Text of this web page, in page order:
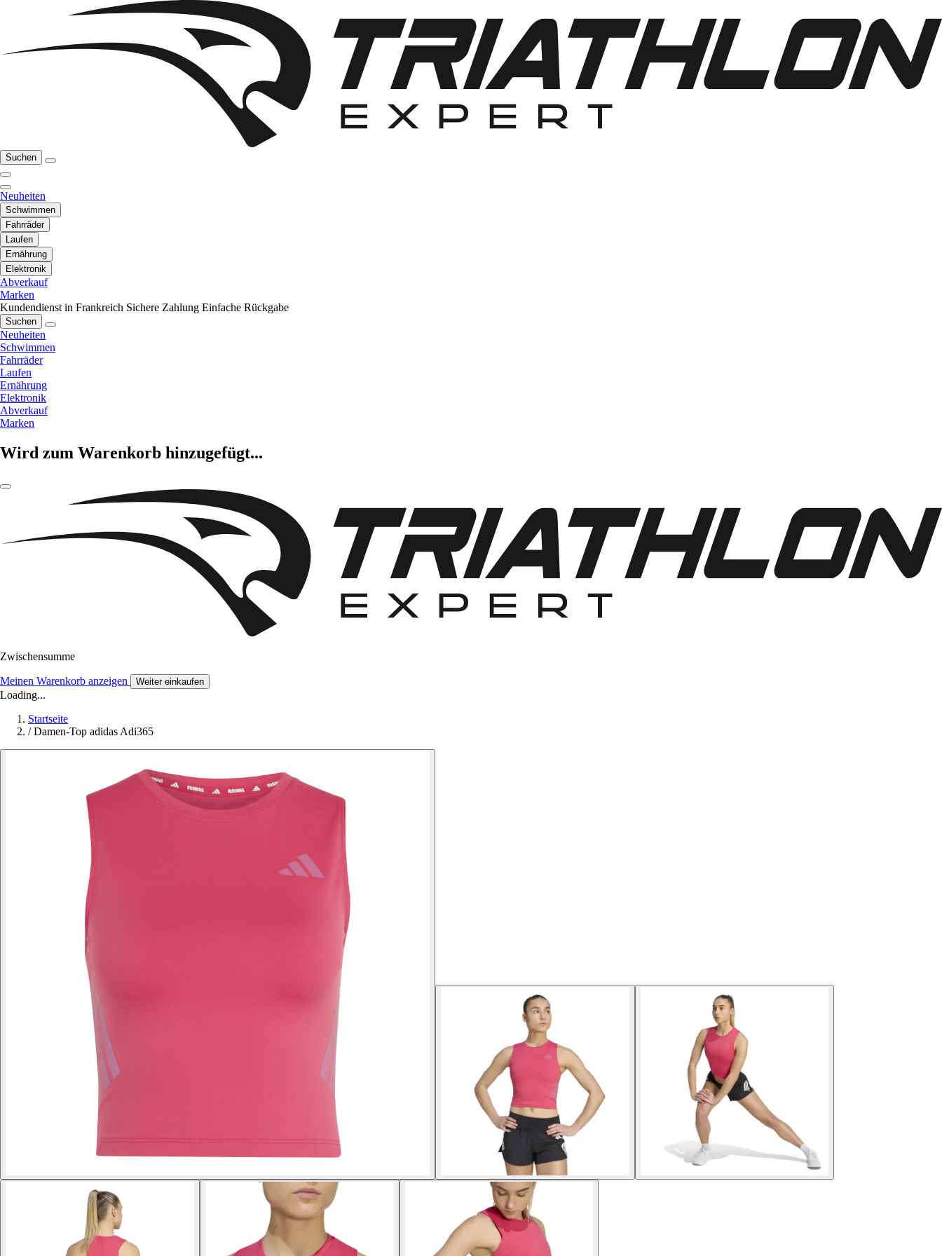
Suchen
Neuheiten
Schwimmen
Fahrräder
Laufen
Ernährung
Elektronik
Abverkauf
Marken
Kundendienst in Frankreich Sichere Zahlung Einfache Rückgabe
Suchen
Neuheiten
Schwimmen
Fahrräder
Laufen
Ernährung
Elektronik
Abverkauf
Marken
Wird zum Warenkorb hinzugefügt...
Zwischensumme
Meinen Warenkorb anzeigen Weiter einkaufen
Loading...
Startseite
/ Damen-Top adidas Adi365